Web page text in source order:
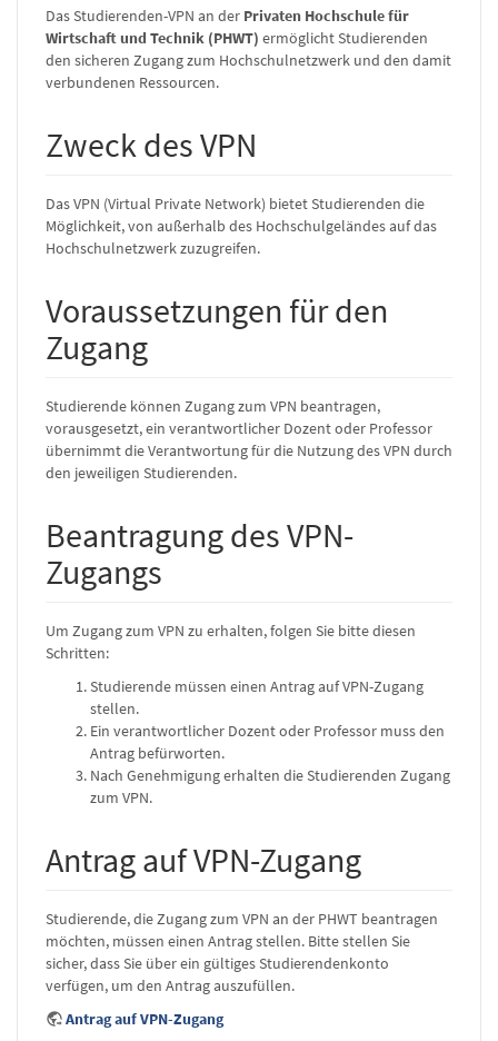
Das Studierenden-VPN an der Privaten Hochschule für
Wirtschaft und Technik (PHWT) ermöglicht Studierenden
den sicheren Zugang zum Hochschulnetzwerk und den damit
verbundenen Ressourcen.
Zweck des VPN
Das VPN (Virtual Private Network) bietet Studierenden die
Möglichkeit, von außerhalb des Hochschulgeländes auf das
Hochschulnetzwerk zuzugreifen.
Voraussetzungen für den
Zugang
Studierende können Zugang zum VPN beantragen,
vorausgesetzt, ein verantwortlicher Dozent oder Professor
übernimmt die Verantwortung für die Nutzung des VPN durch
den jeweiligen Studierenden.
Beantragung des VPN-
Zugangs
Um Zugang zum VPN zu erhalten, folgen Sie bitte diesen
Schritten:
Studierende müssen einen Antrag auf VPN-Zugang
stellen.
Ein verantwortlicher Dozent oder Professor muss den
Antrag befürworten.
Nach Genehmigung erhalten die Studierenden Zugang
zum VPN.
Antrag auf VPN-Zugang
Studierende, die Zugang zum VPN an der PHWT beantragen
möchten, müssen einen Antrag stellen. Bitte stellen Sie
sicher, dass Sie über ein gültiges Studierendenkonto
verfügen, um den Antrag auszufüllen.
Antrag auf VPN-Zugang